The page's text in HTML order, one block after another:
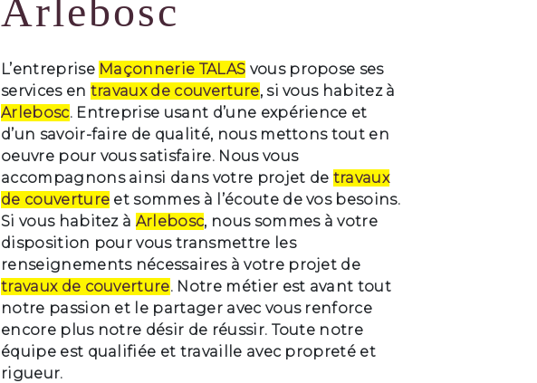
Arlebosc
L’entreprise Maçonnerie TALAS vous propose ses
services en travaux de couverture, si vous habitez à
Arlebosc. Entreprise usant d’une expérience et
d’un savoir-faire de qualité, nous mettons tout en
oeuvre pour vous satisfaire. Nous vous
accompagnons ainsi dans votre projet de travaux
de couverture et sommes à l’écoute de vos besoins.
Si vous habitez à Arlebosc, nous sommes à votre
disposition pour vous transmettre les
renseignements nécessaires à votre projet de
travaux de couverture. Notre métier est avant tout
notre passion et le partager avec vous renforce
encore plus notre désir de réussir. Toute notre
équipe est qualifiée et travaille avec propreté et
rigueur.